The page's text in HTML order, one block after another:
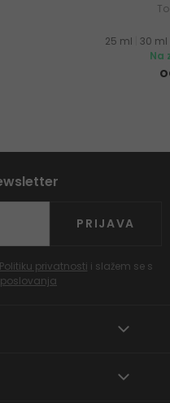
25 ml 30 ml
Na
PRIJAVA
Politiku privatnosti i slažem se s